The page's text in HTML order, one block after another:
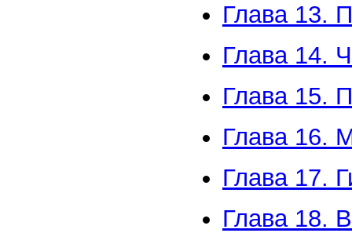
Глава 13.
Глава 14.
Глава 15.
Глава 16.
Глава 17.
Глава 18.